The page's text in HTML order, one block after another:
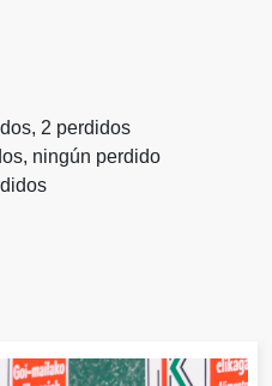
2 perdidos
ningún perdido